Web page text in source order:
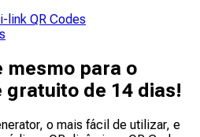
link QR Codes
mesmo para o
de 14 dias!
o mais fácil de utilizar, e